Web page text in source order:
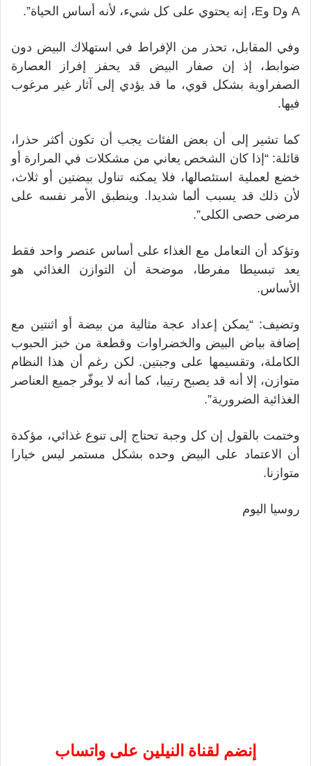
A وD وE، إنه يحتوي على كل شيء، لأنه أساس الحياة”.
وفي المقابل، تحذر من الإفراط في استهلاك البيض دون
ضوابط، إذ إن صفار البيض قد يحفز إفراز العصارة
الصفراوية بشكل قوي، ما قد يؤدي إلى آثار غير مرغوب
فيها.
كما تشير إلى أن بعض الفئات يجب أن تكون أكثر حذرا،
قائلة: “إذا كان الشخص يعاني من مشكلات في المرارة أو
خضع لعملية استئصالها، فلا يمكنه تناول بيضتين أو ثلاث،
لأن ذلك قد يسبب ألما شديدا. وينطبق الأمر نفسه على
مرضى حصى الكلى”.
وتؤكد أن التعامل مع الغذاء على أساس عنصر واحد فقط
يعد تبسيطا مفرطا، موضحة أن التوازن الغذائي هو
الأساس.
وتضيف: “يمكن إعداد عجة مثالية من بيضة أو اثنتين مع
إضافة بياض البيض والخضراوات وقطعة من خبز الحبوب
الكاملة، وتقسيمها على وجبتين. لكن رغم أن هذا النظام
متوازن، إلا أنه قد يصبح رتيبا، كما أنه لا يوفّر جميع العناصر
الغذائية الضرورية”.
وختمت بالقول إن كل وجبة تحتاج إلى تنوع غذائي، مؤكدة
أن الاعتماد على البيض وحده بشكل مستمر ليس خيارا
متوازنا.
روسيا اليوم
إنضم لقناة النيلين على واتساب